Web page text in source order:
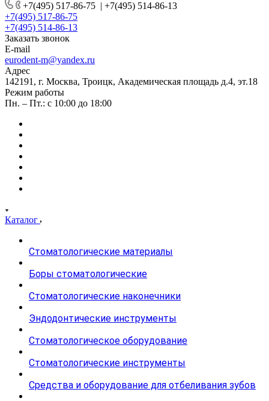
+7(495) 517-86-75 | +7(495) 514-86-13
+7(495) 517-86-75
+7(495) 514-86-13
Заказать звонок
E-mail
eurodent-m@yandex.ru
Адрес
142191, г. Москва, Троицк, Академическая площадь д.4, эт.18
Режим работы
Пн. – Пт.: с 10:00 до 18:00
Каталог
Стоматологические материалы
Боры стоматологические
Стоматологические наконечники
Эндодонтические инструменты
Стоматологическое оборудование
Стоматологические инструменты
Средства и оборудование для отбеливания зубов